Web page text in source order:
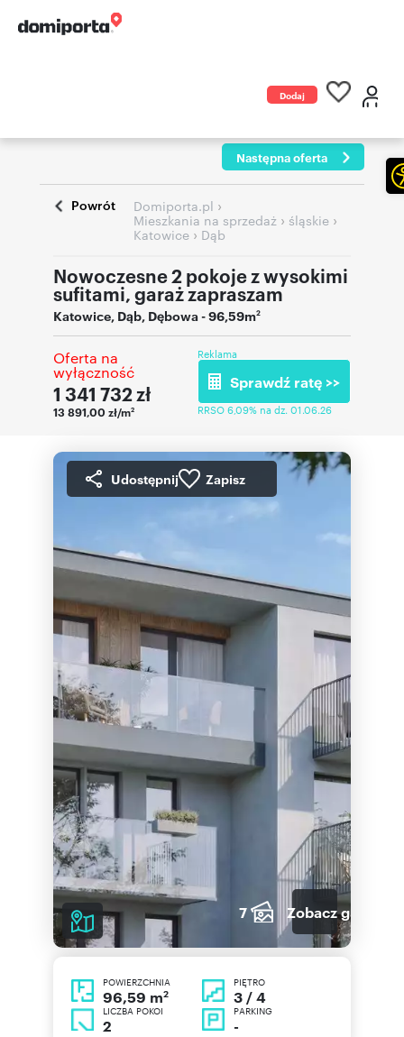
Dodaj
Następna oferta
Powrót Domiporta.pl ›
Mieszkania na sprzedaż › śląskie ›
Katowice › Dąb
Nowoczesne 2 pokoje z wysokimi
sufitami, garaż zapraszam
Katowice, Dąb, Dębowa- 96,59m2
Oferta na
wyłączność
1 341 732 zł
13 891,00 zł/m2
Reklama
Sprawdź ratę >>
RRSO 6,09% na dz. 01.06.26
Udostępnij Zapisz
7 Zobacz galerię
POWIERZCHNIA
96,59 m2
PIĘTRO
3 / 4
LICZBA POKOI
2
PARKING
-